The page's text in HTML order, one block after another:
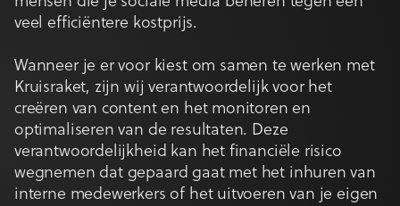
veel efficiëntere kostprijs.
Wanneer je er voor kiest om samen te werken met
Kruisraket, zijn wij verantwoordelijk voor het
creëren van content en het monitoren en
optimaliseren van de resultaten. Deze
verantwoordelijkheid kan het financiële risico
wegnemen dat gepaard gaat met het inhuren van
interne medewerkers of het uitvoeren van je eigen